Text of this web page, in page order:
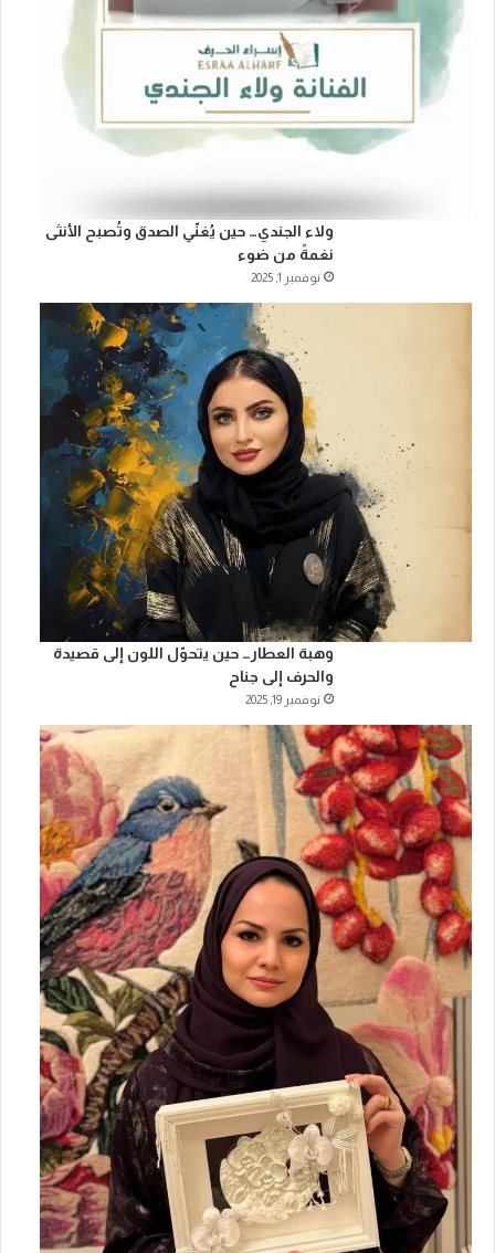
ولاء الجندي… حين يُغنّي الصدق وتُصبح الأنثى
نغمةً من ضوء
نوفمبر 1, 2025
وهبة العطار… حين يتحوّل اللون إلى قصيدة
والحرف إلى جناح
نوفمبر 19, 2025